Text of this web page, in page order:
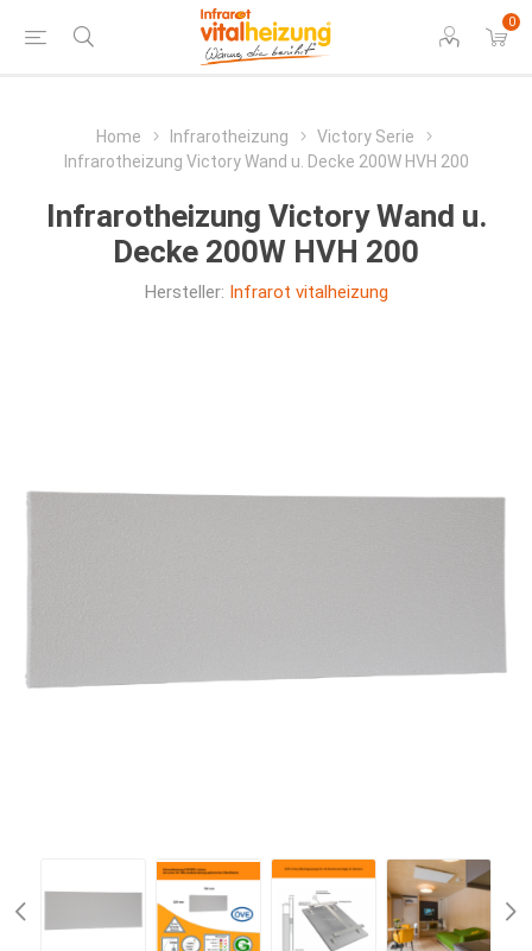
0
Home Infrarotheizung
Victory Serie
Infrarotheizung Victory Wand u. Decke 200W HVH 200
Infrarotheizung Victory Wand u.
Decke 200W HVH 200
Hersteller: Infrarot vitalheizung